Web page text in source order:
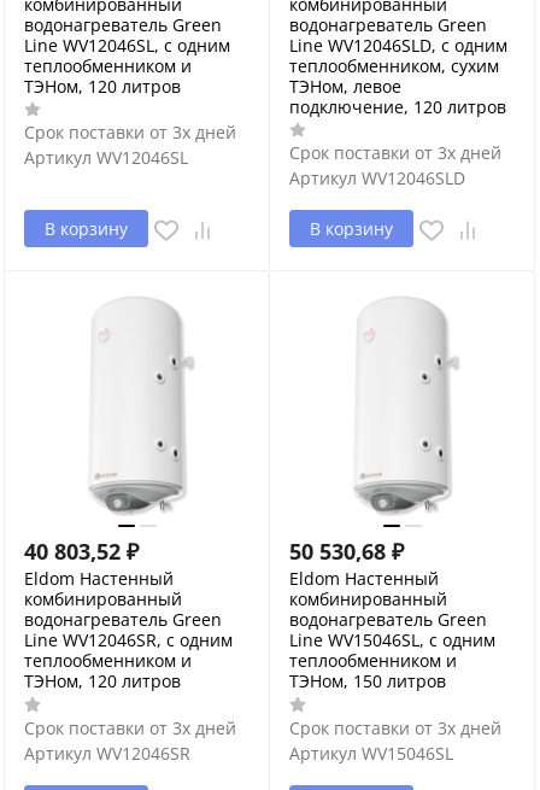
водонагреватель Green
Line WV12046SL, с одним
теплообменником и
ТЭНом, 120 литров
Срок поставки от 3х дней
Артикул WV12046SL
В корзину
водонагреватель Green
Line WV12046SLD, с одним
теплообменником, сухим
ТЭНом, левое
подключение, 120 литров
Срок поставки от 3х дней
Артикул WV12046SLD
В корзину
40 803,52 ₽
Eldom Настенный
комбинированный
водонагреватель Green
Line WV12046SR, с одним
теплообменником и
ТЭНом, 120 литров
Срок поставки от 3х дней
Артикул WV12046SR
50 530,68 ₽
Eldom Настенный
комбинированный
водонагреватель Green
Line WV15046SL, с одним
теплообменником и
ТЭНом, 150 литров
Срок поставки от 3х дней
Артикул WV15046SL